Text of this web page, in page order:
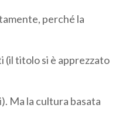
perché la
(il titolo si è apprezzato
Ma la cultura basata